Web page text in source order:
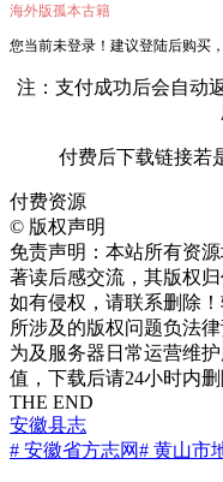
海外版孤本古籍
您当前未登录！建议登陆后购买
注：支付成功后会自动
付费后下载链接若
付费资源
© 版权声明
免责声明：本站所有资
著读后感交流，其版权
如有侵权，请联系删除
所涉及的版权问题负法
为及服务器日常运营维
值，下载后请24小时内删
THE END
安徽县志
# 安徽省方志网# 黄山市